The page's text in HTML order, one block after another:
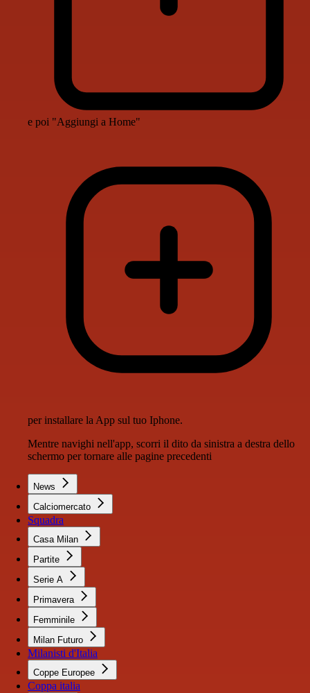
e poi "Aggiungi a Home"
per installare la App sul tuo Iphone.
Mentre navighi nell'app, scorri il dito da sinistra a destra dello
schermo per tornare alle pagine precedenti
News
Calciomercato
Squadra
Casa Milan
Partite
Serie A
Primavera
Femminile
Milan Futuro
Milanisti d'Italia
Coppe Europee
Coppa italia